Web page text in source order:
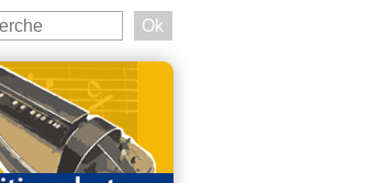
Search
this
site